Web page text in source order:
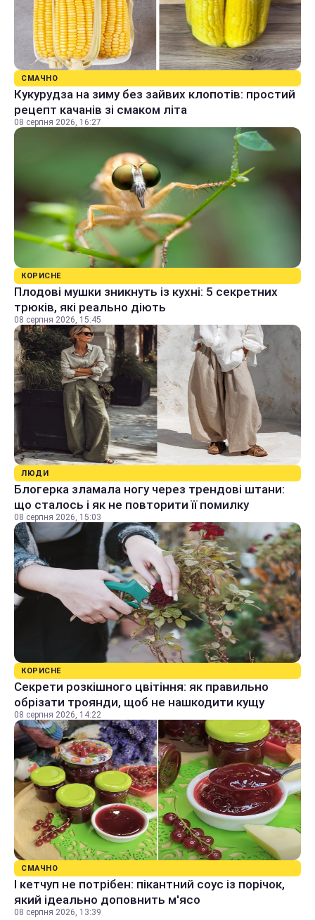
СМАЧНО
Кукурудза на зиму без зайвих клопотів: простий
рецепт качанів зі смаком літа
08 серпня 2026, 16:27
КОРИСНЕ
Плодові мушки зникнуть із кухні: 5 секретних
трюків, які реально діють
08 серпня 2026, 15:45
ЛЮДИ
Блогерка зламала ногу через трендові штани:
що сталось і як не повторити її помилку
08 серпня 2026, 15:03
КОРИСНЕ
Секрети розкішного цвітіння: як правильно
обрізати троянди, щоб не нашкодити кущу
08 серпня 2026, 14:22
СМАЧНО
І кетчуп не потрібен: пікантний соус із порічок,
який ідеально доповнить м'ясо
08 серпня 2026, 13:39